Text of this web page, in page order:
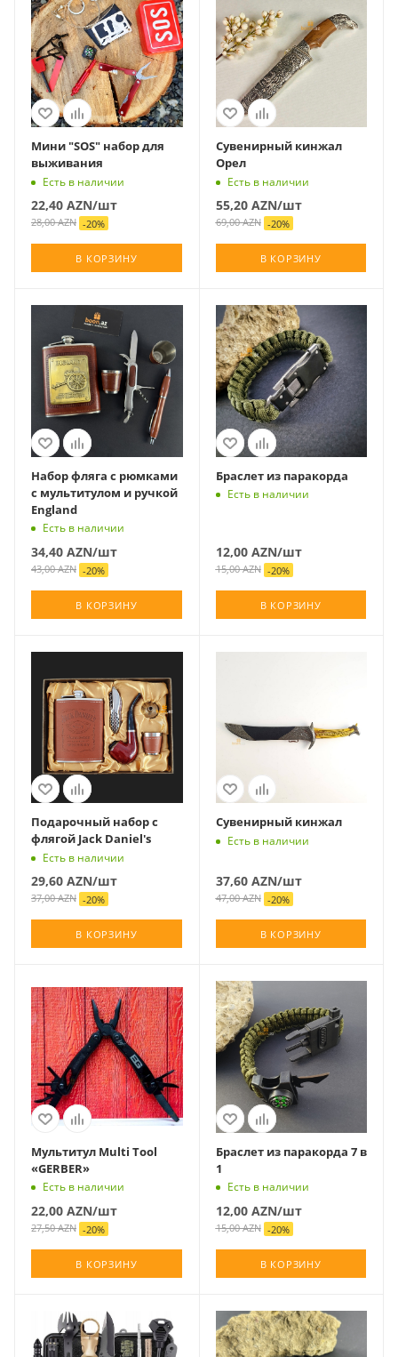
Мини "SOS" набор для
выживания
Есть в наличии
22,40 AZN/шт
28,00AZN -20%
В КОРЗИНУ
Сувенирный кинжал
Орел
Есть в наличии
55,20AZN/шт
69,00AZN -20%
В КОРЗИНУ
Набор фляга с рюмками
с мультитулом и ручкой
England
Есть в наличии
34,40 AZN/шт
43,00AZN -20%
В КОРЗИНУ
Браслет из паракорда
Есть в наличии
12,00AZN/шт
15,00AZN -20%
В КОРЗИНУ
Подарочный набор с
флягой Jack Daniel's
Есть в наличии
29,60 AZN/шт
37,00AZN -20%
В КОРЗИНУ
Сувенирный кинжал
Есть в наличии
37,60AZN/шт
47,00AZN -20%
В КОРЗИНУ
Мультитул Multi Tool
«GERBER»
Есть в наличии
22,00 AZN/шт
27,50AZN -20%
В КОРЗИНУ
Браслет из паракорда 7 в
1
Есть в наличии
12,00AZN/шт
15,00AZN -20%
В КОРЗИНУ